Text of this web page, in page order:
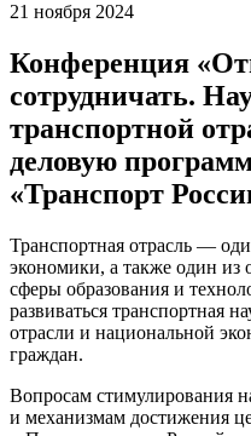
21 ноября 2024
Конференция
сотрудничать.
транспортной
деловую
«Транспорт
Транспортная отрасль —
экономики, а также один из
сферы образования и
развиваться транспортная
отрасли и национальной
граждан.
Вопросам стимулирования
и механизмам достижения